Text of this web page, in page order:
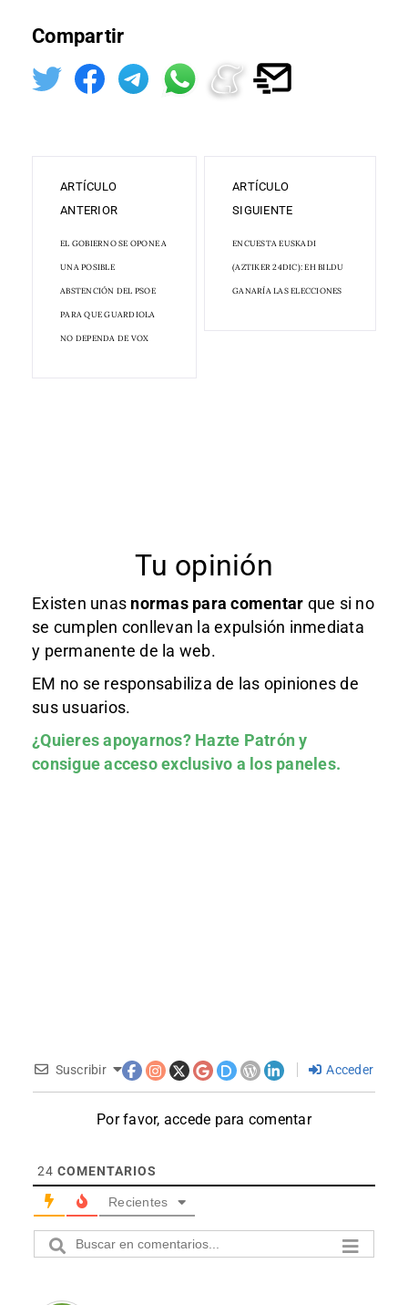
Compartir
ARTÍCULO
ANTERIOR
EL GOBIERNO SE OPONE A
UNA POSIBLE
ABSTENCIÓN DEL PSOE
PARA QUE GUARDIOLA
NO DEPENDA DE VOX
ARTÍCULO
SIGUIENTE
ENCUESTA EUSKADI
(AZTIKER 24DIC): EH BILDU
GANARÍA LAS ELECCIONES
Tu opinión
Existen unas normas para comentar que si no
se cumplen conllevan la expulsión inmediata
y permanente de la web.
EM no se responsabiliza de las opiniones de
sus usuarios.
¿Quieres apoyarnos? Hazte Patróny
consigue acceso exclusivo a los paneles.
Suscribir Acceder
Por favor, accede para comentar
24 COMENTARIOS
Recientes